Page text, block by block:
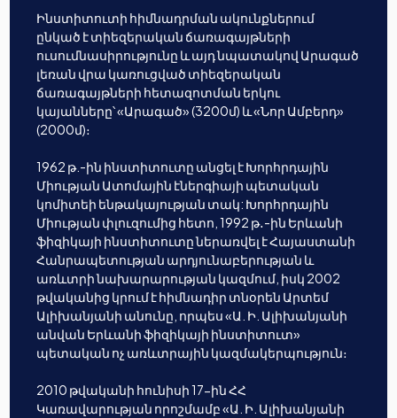
Ինստիտուտի հիմնադրման ակունքներում
ընկած է տիեզերական ճառագայթների
ուսումնասիրությունը և այդ նպատակով Արագած
լեռան վրա կառուցված տիեզերական
ճառագայթների հետազոտման երկու
կայանները՝ «Արագած» (3200մ) և «Նոր Ամբերդ»
(2000մ)։
1962 թ.-ին ինստիտուտը անցել է Խորհրդային
Միության Ատոմային էներգիայի պետական
կոմիտեի ենթակայության տակ: Խորհրդային
Միության փլուզումից հետո, 1992 թ․-ին Երևանի
ֆիզիկայի ինստիտուտը ներառվել է Հայաստանի
Հանրապետության արդյունաբերության և
առևտրի նախարարության կազմում, իսկ 2002
թվականից կրում է հիմնադիր տնօրեն Արտեմ
Ալիխանյանի անունը, որպես «Ա. Ի. Ալիխանյանի
անվան Երևանի ֆիզիկայի ինստիտուտ»
պետական ոչ առևտրային կազմակերպություն։
2010 թվականի հունիսի 17-ին ՀՀ
Կառավարության որոշմամբ «Ա. Ի. Ալիխանյանի